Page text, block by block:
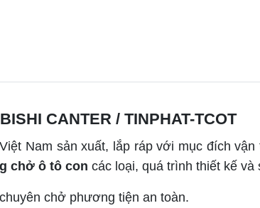
CANTER / TINPHAT-TCOT
Nam sản xuất, lắp ráp với mục đích
chở ô tô con các loại, quá trình thiết kế và
chở phương tiện an toàn.